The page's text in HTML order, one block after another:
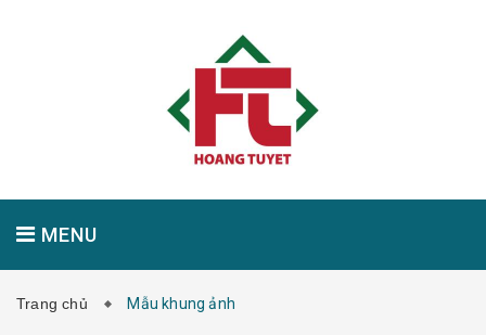
MENU
Trang chủ Mẫu khung ảnh